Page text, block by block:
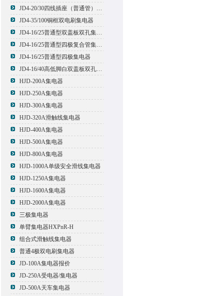
JD4-20/30四线插座（普通管）集电器
JD4-35/100铜框双电刷集电器
JD4-16/25普通型双盖板双孔集电器
JD4-16/25普通型四极复合管集电器
JD4-16/25普通型四极集电器
JD4-16/40高低脚白双盖板双孔集电器
HJD-200A集电器
HJD-250A集电器
HJD-300A集电器
HJD-320A滑触线集电器
HJD-400A集电器
HJD-500A集电器
HJD-800A集电器
HJD-1000A单级安全滑线集电器
HJD-1250A集电器
HJD-1600A集电器
HJD-2000A集电器
三极集电器
单臂集电器HXPnR-H
组合式滑触线集电器
普通4极双电刷集电器
JD-100A集电器报价
JD-250A受电器/集电器
JD-500A天车集电器